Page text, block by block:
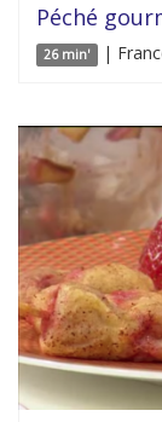
Péché
26 min' |